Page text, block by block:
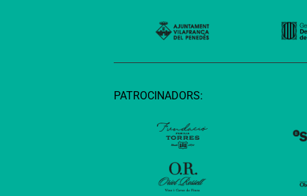
PATROCINADORS: